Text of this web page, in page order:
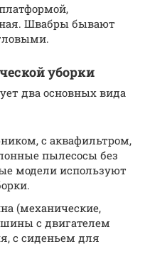
Швабры бывают
уборки
два основных вида
с аквафильтром,
пылесосы без
модели используют
(механические,
с двигателем
с сиденьем для